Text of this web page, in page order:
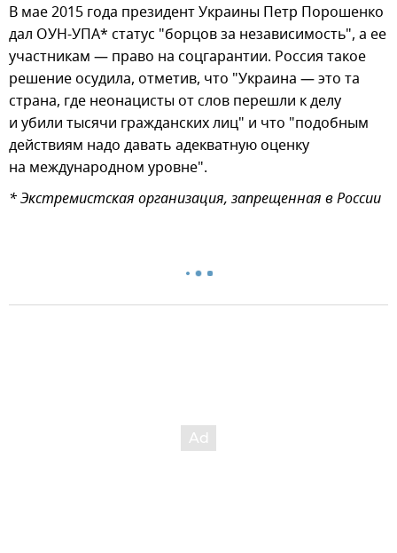
В мае 2015 года президент Украины Петр Порошенко
дал ОУН-УПА* статус "борцов за независимость", а ее
участникам — право на соцгарантии. Россия такое
решение осудила, отметив, что "Украина — это та
страна, где неонацисты от слов перешли к делу
и убили тысячи гражданских лиц" и что "подобным
действиям надо давать адекватную оценку
на международном уровне".
* Экстремистская организация, запрещенная в России